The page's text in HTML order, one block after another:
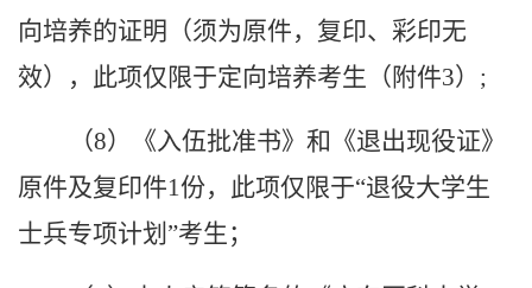
向培养的证明（须为原件，复印、彩印无
效），此项仅限于定向培养考生（附件3） ;
（8）《入伍批准书》和《退出现役证》
原件及复印件1份，此项仅限于“退役大学生
士兵专项计划”考生；